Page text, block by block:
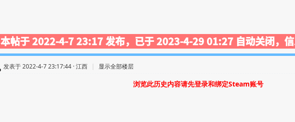
本帖于 2022-4-7 23:17 发布，已于 2023-4-29 01:27 自动关闭，
发表于 2022-4-7 23:17:44 · 江西 |
显示全部楼层
浏览此历史内容请先登录和绑定Steam账号